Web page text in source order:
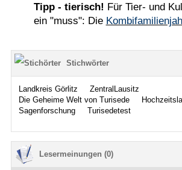
Tipp - tierisch! Für Tier- und
ein "muss": Die
Stichwörter
Landkreis Görlitz
ZentralLausitz
Die Geheime Welt von Turisede
Sagenforschung
Turisedetest
Lesermeinungen (0)